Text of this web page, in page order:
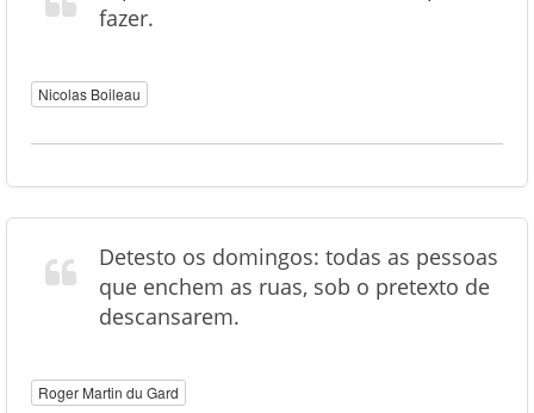
fazer.
Nicolas Boileau
Detesto os domingos: todas as pessoas
que enchem as ruas, sob o pretexto de
descansarem.
Roger Martin du Gard